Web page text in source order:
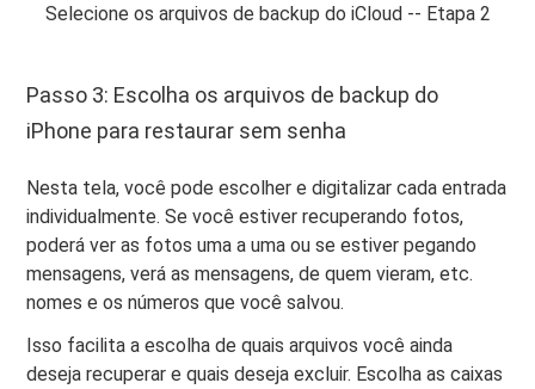
Selecione os arquivos de backup do iCloud -- Etapa 2
Passo 3: Escolha os arquivos de backup do
iPhone para restaurar sem senha
Nesta tela, você pode escolher e digitalizar cada entrada
individualmente. Se você estiver recuperando fotos,
poderá ver as fotos uma a uma ou se estiver pegando
mensagens, verá as mensagens, de quem vieram, etc.
nomes e os números que você salvou.
Isso facilita a escolha de quais arquivos você ainda
deseja recuperar e quais deseja excluir. Escolha as caixas